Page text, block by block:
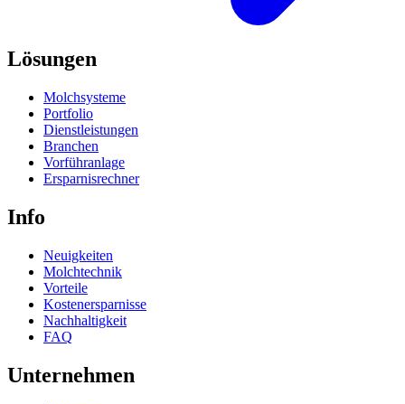
Lösungen
Molchsysteme
Portfolio
Dienstleistungen
Branchen
Vorführanlage
Ersparnisrechner
Info
Neuigkeiten
Molchtechnik
Vorteile
Kostenersparnisse
Nachhaltigkeit
FAQ
Unternehmen